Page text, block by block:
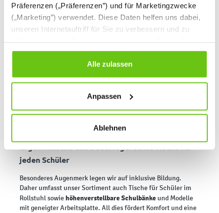
Präferenzen („Präferenzen”) und für Marketingzwecke
(„Marketing”) verwendet. Diese Daten helfen uns dabei,
unseren Internetauftriff für Sie zu verbessern und zu
Cookies Sie erlauben. Verweigern Sie Ihre Zustimmung,
wählen Sie „Alle ablehnen” – in diesem Fall werden nur
Daten verarbeitet, die für den Besuch unserer Website
jederzeit ändern, indem Sie auf die Schaltfläche unten
links klicken. Weitere Informationen zur Datennutzung
Alle zulassen
Anpassen
Ablehnen
Komfort beim Lernen bieten.
Vielfältiges Angebot an Schulbänken und
Einzeltischen für Schüler
Doppeltischebis hin zuspezialisierten Lehrertischen. Alle
intensiven täglichen Gebrauch ausgelegt sind. Die
erhältlich, sodass sie optimal an das Alter und die Bedürfnisse
der Schüler angepasst werden können.
jeden Schüler
Besonderes Augenmerk legen wir auf inklusive Bildung.
Daher umfasst unser Sortiment auch Tische für Schüler im
Rollstuhl sowiehöhenverstellbare Schulbänke und Modelle
mit geneigter Arbeitsplatte. All dies fördert Komfort und eine